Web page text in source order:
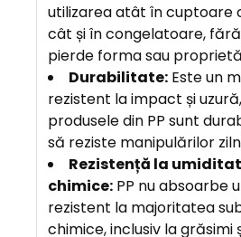
utilizarea atât în cuptoare
cât și în congelatoare,
pierde forma sau
Durabilitate: Este un
rezistent la impact și
produsele din PP sunt
să reziste manipulărilor
Rezistență la
chimice: PP nu absoarbe
rezistent la majoritatea
chimice, inclusiv la grăsimi